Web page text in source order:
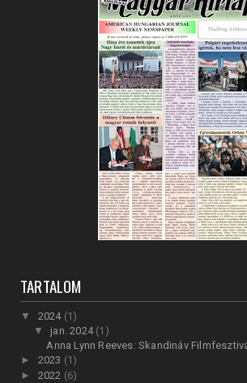
TARTALOM
▼ 2024 (1)
▼ jan. 2024 (1)
Anna Lynn Reeves: Skandináv
► 2023 (1)
► 2022 (6)